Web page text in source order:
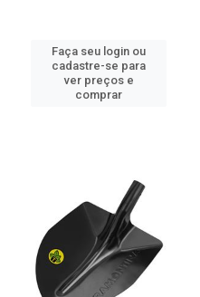
Faça seu login ou
cadastre-se para
ver preços e
comprar